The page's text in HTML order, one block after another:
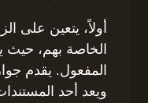
أولاً، يتعين على
الخاصة بهم،
المفعول. يقدم
ويعد أحد